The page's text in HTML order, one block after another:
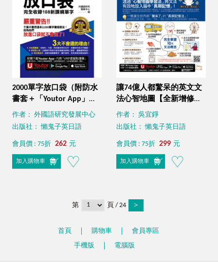
2000單字放口袋（附防水
書套＋「Youtor App」內
含VRP虛擬點讀筆）
作者： 外國語研究發展中心
出版社： 懶鬼子英日語
會員價 : 75折 262 元
加入購物車
讓74億人都驚呆的英文文
法心智地圖【全新增修
版】（附10張文法心智地
圖拉頁＋文法教學影片＋
虛擬點讀筆）
作者： 吳宜錚
出版社： 懶鬼子英日語
會員價 : 75折 299 元
加入購物車
第 頁 / 24 ＞
首頁 購物車
會員專區
手機版
電腦版